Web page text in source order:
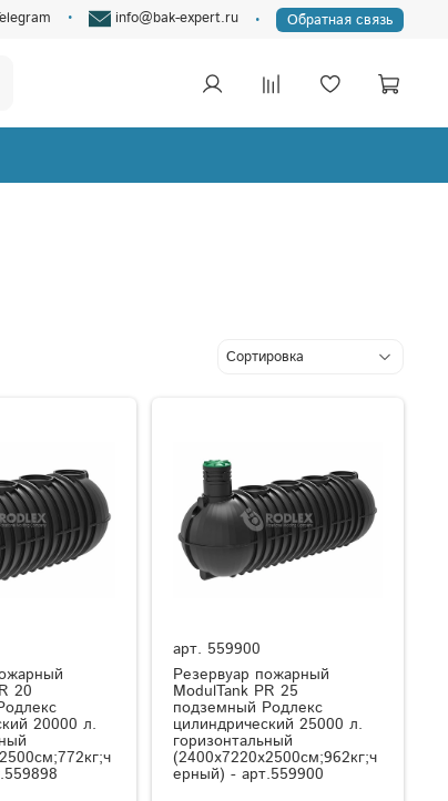
info@bak-expert.ru Обратная связь
20
20000 л.
арт. 559900
Резервуар пожарный
ModulTank PR 25
подземный Родлекс
цилиндрический 25000 л.
горизонтальный
(2400x7220x2500см;962кг;ч
ерный) - арт.559900